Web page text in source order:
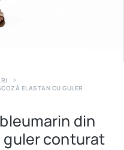
ELASTAN CU GULER
din
guler conturat